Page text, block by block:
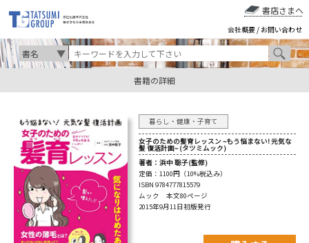
書店さまへ
会社概要 / お問い合わせ
書籍の詳細
暮らし・健康・子育て
女子のための髪育レッスン ~もう悩まない! 元気な
髪 復活計画~ (タツミムック)
著者： 浜中 聡子(監修)
定価： 1100円（10%税込み）
ISBN 9784777815579
ムック 本文80ページ
2015年9月11日初版発行